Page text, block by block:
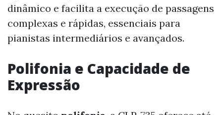
dinâmico e facilita a execução de passagens
complexas e rápidas, essenciais para
pianistas intermediários e avançados.
Polifonia e Capacidade de
Expressão